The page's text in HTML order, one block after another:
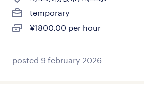
temporary
¥1800.00 per hour
posted 9 february 2026